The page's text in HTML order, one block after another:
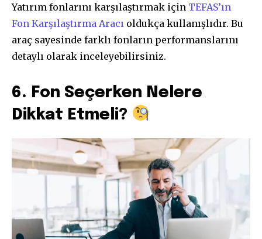
Yatırım fonlarını karşılaştırmak için TEFAS’ın
Fon Karşılaştırma Aracı oldukça kullanışlıdır. Bu
araç sayesinde farklı fonların performanslarını
detaylı olarak inceleyebilirsiniz.
6. Fon Seçerken Nelere
Dikkat Etmeli?